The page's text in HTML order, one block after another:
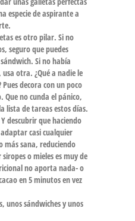
especie de aspirante a
es otro pilar. Si no
seguro que puedes
Si no había
otra. ¿Qué a nadie le
decora con un poco
no cunda el pánico,
lista de tareas estos días.
descubrir que haciendo
adaptar casi cualquier
más sana, reduciendo
o mieles es muy de
no aporta nada- o
en 5 minutos en vez
unos sándwiches y unos